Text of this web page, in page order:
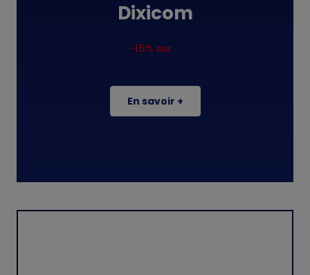
Dixicom
-15% sur ...
En savoir +